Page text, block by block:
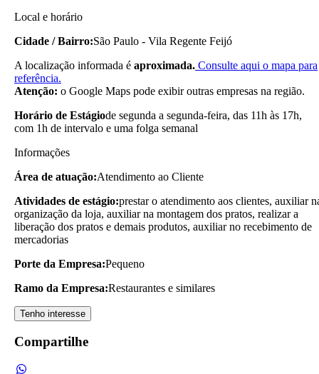
Local e horário
Cidade / Bairro:São Paulo - Vila Regente Feijó
A localização informada é aproximada. Consulte aqui o mapa para
referência.
Atenção: o Google Maps pode exibir outras empresas na região.
Horário de Estágiode segunda a segunda-feira, das 11h às 17h,
com 1h de intervalo e uma folga semanal
Informações
Área de atuação:Atendimento ao Cliente
Atividades de estágio:prestar o atendimento aos clientes, auxiliar
organização da loja, auxiliar na montagem dos pratos, realizar a
liberação dos pratos e demais produtos, auxiliar no recebimento de
mercadorias
Porte da Empresa:Pequeno
Ramo da Empresa:Restaurantes e similares
Tenho interesse
Compartilhe